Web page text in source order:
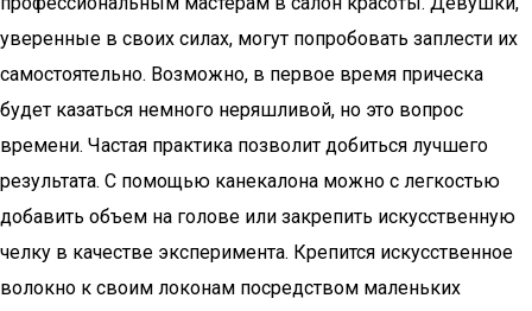
уверенные в своих силах, могут попробовать заплести их
самостоятельно. Возможно, в первое время прическа
будет казаться немного неряшливой, но это вопрос
времени. Частая практика позволит добиться лучшего
результата. С помощью канекалона можно с легкостью
добавить объем на голове или закрепить искусственную
челку в качестве эксперимента. Крепится искусственное
волокно к своим локонам посредством маленьких